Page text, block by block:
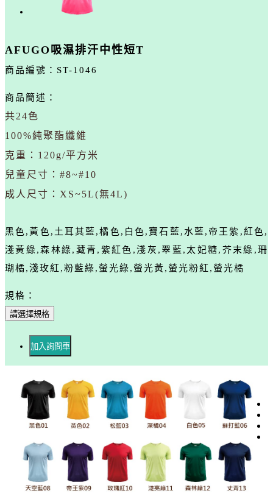
AFUGO吸濕排汗中性短T
商品編號： ST-1046
商品簡述：
共24色
100%純聚酯纖維
克重：120g/平方米
兒童尺寸：#8~#10
成人尺寸：XS~5L(無4L)
黑色,黃色,土耳其藍,橘色,白色,寶石藍,水藍,帝王紫,紅色,
淺黃綠,森林綠,藏青,紫紅色,淺灰,翠藍,太妃糖,芥末綠,珊
瑚橘,淺玫紅,粉藍綠,螢光綠,螢光黃,螢光粉紅,螢光橘
規格：
請選擇規格
加入詢問車